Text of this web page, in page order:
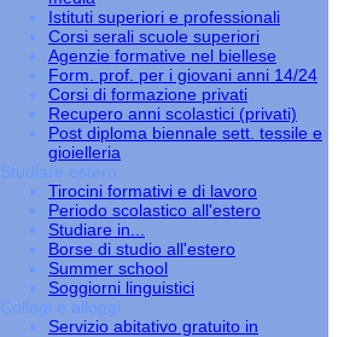
Istituti superiori e professionali
Corsi serali scuole superiori
Agenzie formative nel biellese
Form. prof. per i giovani anni 14/24
Corsi di formazione privati
Recupero anni scolastici (privati)
Post diploma biennale sett. tessile e
gioielleria
Studiare estero
Tirocini formativi e di lavoro
Periodo scolastico all'estero
Studiare in...
Borse di studio all'estero
Summer school
Soggiorni linguistici
Collegi e alloggi
Servizio abitativo gratuito in